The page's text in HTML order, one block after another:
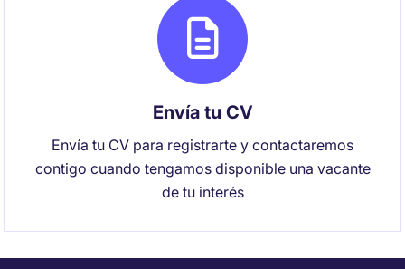
Envía tu CV
Envía tu CV para registrarte y contactaremos
contigo cuando tengamos disponible una vacante
de tu interés